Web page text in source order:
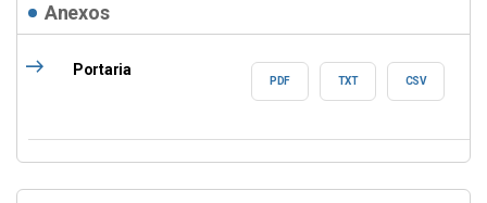
Anexos
east Portaria
PDF TXT CSV